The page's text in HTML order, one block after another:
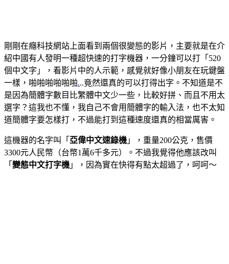
剛剛在癮科技網站上面看到兩個很變態的影片，主要就是在介
紹中國有人發明一種超快速的打字機器，一分鐘可以打「520
個中文字」，看影片中的人示範，感覺就好像小朋友在玩鍵盤
一樣，啪啪啪啪啪啪...竟然還真的可以打得出字。不知道是不
是因為簡體字數目比繁體中文少一些，比較好拼、而且不用太
選字？這我也不懂，我自己不會用簡體字的輸入法，也不太知
道簡體字要怎樣打，不過能打到這種速度還真的相當厲害。
這機器的名字叫「 亞偉中文速錄機 」，重量200公克，售價
3300元人民幣（台幣1萬6千多元）。不過我覺得他應該改叫
「 變態中文打字機 」，因為實在快得有點太超過了，呵呵～